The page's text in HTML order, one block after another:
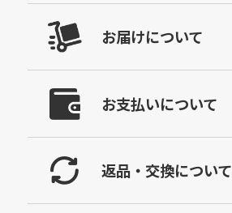
お届けについて
お支払いについて
返品・交換について